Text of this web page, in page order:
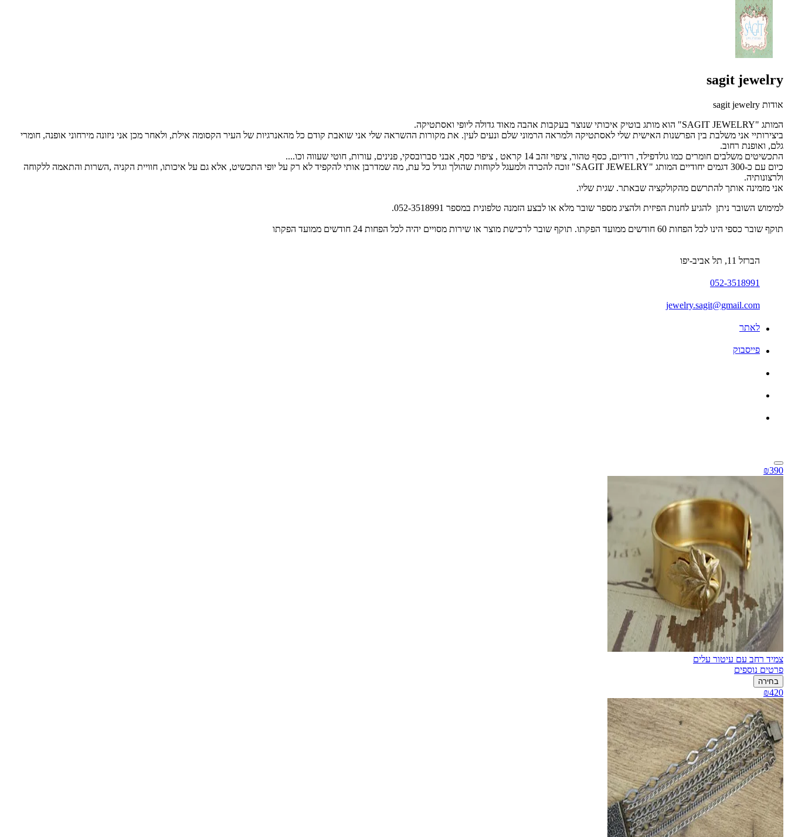
sagit jewelry
אודות sagit jewelry
המותג "SAGIT JEWELRY" הוא מותג בוטיק איכותי שנוצר בעקבות אהבה מאוד גדולה ליופי ואסתטיקה.
ביצירותיי אני משלבת בין הפרשנות האישית שלי לאסתטיקה ולמראה הרמוני שלם ונעים לעין. את מקורות ההשראה שלי אני שואבת קודם כל מהאנרגיות של העיר הקסומה אילת, ולאחר מכן אני ניזונה מירחוני אופנה, חומרי
גלם, ואופנת רחוב.
התכשיטים משלבים חומרים כמו גולדפילד, רודיום, כסף טהור, ציפוי זהב 14 קראט , ציפוי כסף, אבני סברובסקי, פנינים, עורות, חוטי שעווה וכו....
כיום עם כ-300 דגמים יחודיים המותג "SAGIT JEWELRY" זוכה להכרה ולמעגל לקוחות שהולך וגדל כל עת, מה שמדרבן אותי להקפיד לא רק על יופי התכשיט, אלא גם על איכותו, חוויית הקניה ,השרות והתאמה ללקוחה
ולרצונותיה.
אני מזמינה אותך להתרשם מהקולקציה שבאתר. שגית שליו.
למימוש השובר ניתן להגיע לחנות הפיזית ולהציג מספר שובר מלא או לבצע הזמנה טלפונית במספר 052-3518991.
תוקף שובר כספי הינו לכל הפחות 60 חודשים ממועד הפקתו. תוקף שובר לרכישת מוצר או שירות מסויים יהיה לכל הפחות 24 חודשים ממועד הפקתו
הברזל 11, תל אביב-יפו
052-3518991
jewelry.sagit@gmail.com
לאתר
פייסבוק
₪390
צמיד רחב עם עיטור עלים
פרטים נוספים
בחירה
₪420